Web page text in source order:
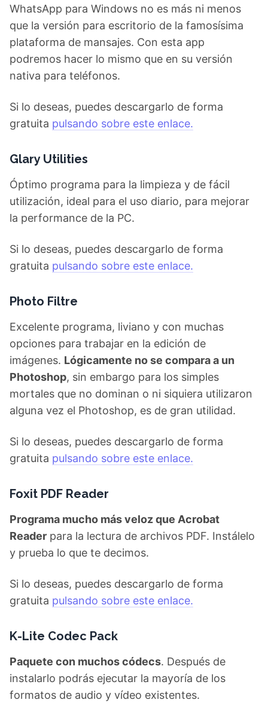
WhatsApp para Windows no es más ni menos
que la versión para escritorio de la famosísima
plataforma de mansajes. Con esta app
podremos hacer lo mismo que en su versión
nativa para teléfonos.
Si lo deseas, puedes descargarlo de forma
gratuita pulsando sobre este enlace.
Glary Utilities
Óptimo programa para la limpieza y de fácil
utilización, ideal para el uso diario, para mejorar
la performance de la PC.
Si lo deseas, puedes descargarlo de forma
gratuita pulsando sobre este enlace.
Photo Filtre
Excelente programa, liviano y con muchas
opciones para trabajar en la edición de
imágenes. Lógicamente no se compara a un
Photoshop, sin embargo para los simples
mortales que no dominan o ni siquiera utilizaron
alguna vez el Photoshop, es de gran utilidad.
Si lo deseas, puedes descargarlo de forma
gratuita pulsando sobre este enlace.
Foxit PDF Reader
Programa mucho más veloz que Acrobat
Reader para la lectura de archivos PDF. Instálelo
y prueba lo que te decimos.
Si lo deseas, puedes descargarlo de forma
gratuita pulsando sobre este enlace.
K-Lite Codec Pack
Paquete con muchos códecs. Después de
instalarlo podrás ejecutar la mayoría de los
formatos de audio y vídeo existentes.